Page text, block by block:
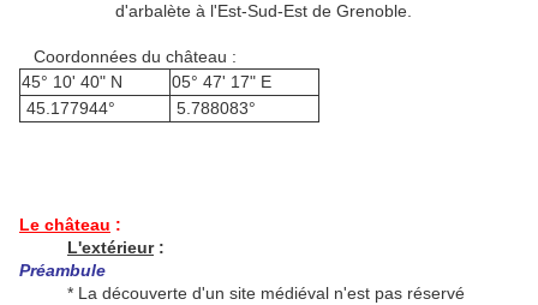
d'arbalète à l'Est-Sud-Est de Grenoble.
Coordonnées du château :
45° 10' 40" N
05° 47' 17" E
45.177944°
5.788083°
Le château :
L'extérieur:
Préambule
* La découverte d'un site médiéval n'est pas réservé